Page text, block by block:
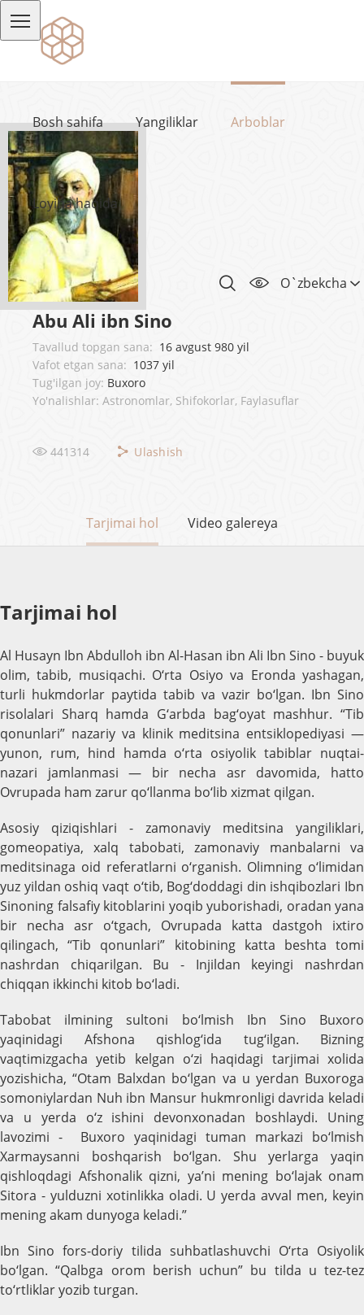
Bosh sahifa Yangiliklar Arboblar
Loyiha haqida
O`zbekcha
Abu Ali ibn Sino
Tavallud topgan sana: 16 avgust 980 yil
Vafot etgan sana: 1037 yil
Tug'ilgan joy: Buxoro
Yo'nalishlar: Astronomlar, Shifokorlar, Faylasuflar
441314 Ulashish
Tarjimai hol Video galereya
Tarjimai hol
Al Husayn Ibn Abdulloh ibn Al-Hasan ibn Ali Ibn Sino - buyuk
olim, tabib, musiqachi. O‘rta Osiyo va Eronda yashagan,
turli hukmdorlar paytida tabib va vazir bo‘lgan. Ibn Sino
risolalari Sharq hamda G‘arbda bag‘oyat mashhur. “Tib
qonunlari” nazariy va klinik meditsina entsiklopediyasi —
yunon, rum, hind hamda o‘rta osiyolik tabiblar nuqtai-
nazari jamlanmasi — bir necha asr davomida, hatto
Ovrupada ham zarur qo‘llanma bo‘lib xizmat qilgan.
Asosiy qiziqishlari - zamonaviy meditsina yangiliklari,
gomeopatiya, xalq tabobati, zamonaviy manbalarni va
meditsinaga oid referatlarni o‘rganish. Olimning o‘limidan
yuz yildan oshiq vaqt o‘tib, Bog‘doddagi din ishqibozlari Ibn
Sinoning falsafiy kitoblarini yoqib yuborishadi, oradan yana
bir necha asr o‘tgach, Ovrupada katta dastgoh ixtiro
qilingach, “Tib qonunlari” kitobining katta beshta tomi
nashrdan chiqarilgan. Bu - Injildan keyingi nashrdan
chiqqan ikkinchi kitob bo‘ladi.
Tabobat ilmining sultoni bo‘lmish Ibn Sino Buxoro
yaqinidagi Afshona qishlog‘ida tug‘ilgan. Bizning
vaqtimizgacha yetib kelgan o‘zi haqidagi tarjimai xolida
yozishicha, “Otam Balxdan bo‘lgan va u yerdan Buxoroga
somoniylardan Nuh ibn Mansur hukmronligi davrida keladi
va u yerda o‘z ishini devonxonadan boshlaydi. Uning
lavozimi - Buxoro yaqinidagi tuman markazi bo‘lmish
Xarmaysanni boshqarish bo‘lgan. Shu yerlarga yaqin
qishloqdagi Afshonalik qizni, ya’ni mening bo‘lajak onam
Sitora - yulduzni xotinlikka oladi. U yerda avval men, keyin
mening akam dunyoga keladi.”
Ibn Sino fors-doriy tilida suhbatlashuvchi O‘rta Osiyolik
bo‘lgan. “Qalbga orom berish uchun” bu tilda u tez-tez
to‘rtliklar yozib turgan.